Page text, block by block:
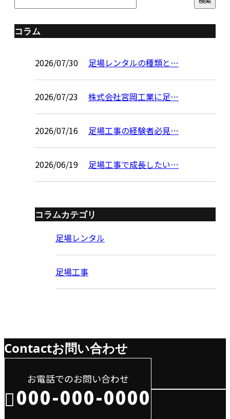
コラム
2026/07/30 足場レンタルの種類と…
2026/07/23 株式会社宮岡工業に足…
2026/07/16 足場工事の経験者必見…
2026/06/19 足場工事で成長したい…
コラムカテゴリ
足場レンタル
足場工事
Contactお問い合わせ
お電話でのお問い合わせ
000-000-0000